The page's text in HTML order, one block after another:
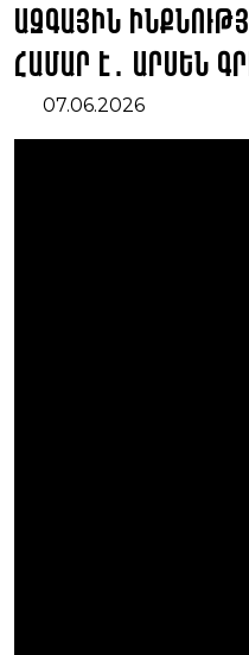
ազգային
համար է․ Արսեն
07.06.2026